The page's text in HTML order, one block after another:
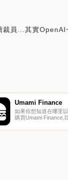
員...其實
Umami Finance
如果你想知道在哪里
購買Umami Finance,
密貨幣交易所是